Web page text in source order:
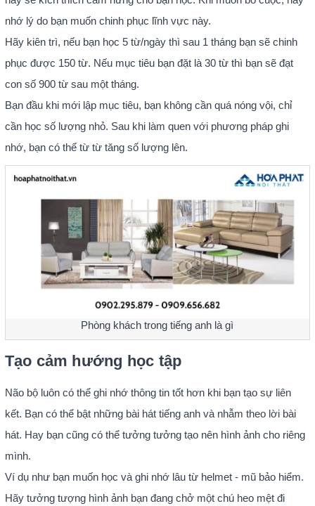
nhớ lý do bạn muốn chinh phục lĩnh vực này.
Hãy kiên trì, nếu bạn học 5 từ/ngày thì sau 1 tháng bạn sẽ chinh
phục được 150 từ. Nếu mục tiêu bạn đặt là 30 từ thì bạn sẽ đạt
con số 900 từ sau một tháng.
Bạn đầu khi mới lập mục tiêu, bạn không cần quá nóng vội, chỉ
cần học số lượng nhỏ. Sau khi làm quen với phương pháp ghi
nhớ, bạn có thể từ từ tăng số lượng lên.
Phòng khách trong tiếng anh là gì
Tạo cảm hướng học tập
Não bộ luôn có thể ghi nhớ thông tin tốt hơn khi bạn tạo sự liên
kết. Bạn có thể bật những bài hát tiếng anh và nhẫm theo lời bài
hát. Hay bạn cũng có thể tưởng tưởng tạo nên hình ảnh cho riêng
mình.
Ví dụ như bạn muốn học và ghi nhớ lâu từ helmet - mũ bảo hiểm.
Hãy tưởng tượng hình ảnh bạn đang chở một chú heo mệt đi